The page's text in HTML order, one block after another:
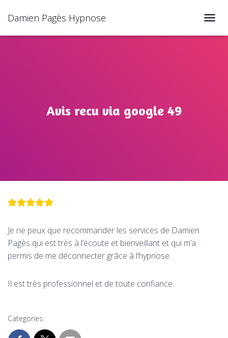
Damien Pagès Hypnose
Avis recu via google 49
Je ne peux que recommander les services de Damien
Pagès qui est très à l’écoute et bienveillant et qui m’a
permis de me déconnecter grâce à l’hypnose.
Il est très professionnel et de toute confiance.
Categories: